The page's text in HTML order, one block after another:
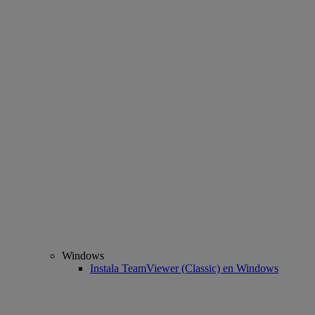
Windows
Instala TeamViewer (Classic) en Windows